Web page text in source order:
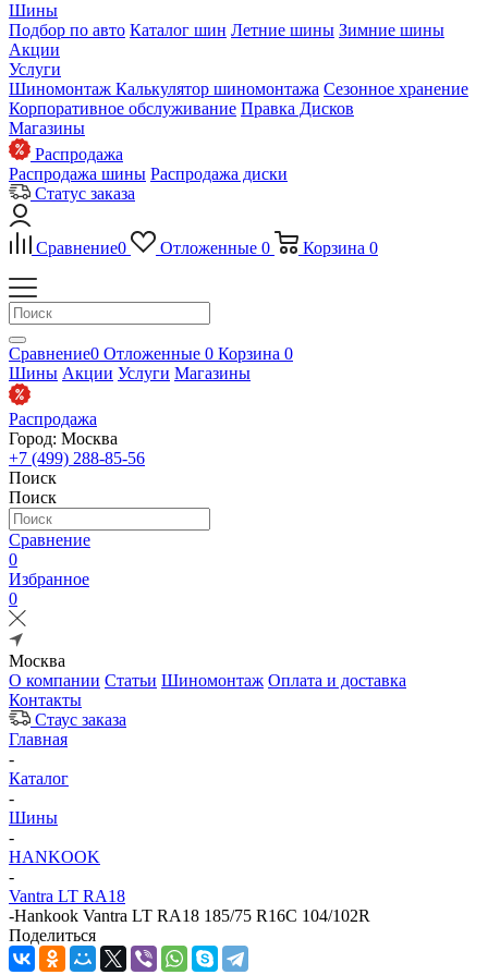
Шины
Подбор по авто Каталог шин Летние шины Зимние шины
Акции
Услуги
Шиномонтаж Калькулятор шиномонтажа Сезонное хранение
Корпоративное обслуживание Правка Дисков
Магазины
Распродажа
Распродажа шины Распродажа диски
Статус заказа
Сравнение0 Отложенные 0 Корзина 0
Сравнение0 Отложенные 0 Корзина 0
Шины Акции Услуги Магазины
Распродажа
Город: Москва
+7 (499) 288-85-56
Поиск
Поиск
Сравнение
0
Избранное
0
Москва
О компании Статьи Шиномонтаж Оплата и доставка
Контакты
Стаус заказа
Главная
-
Каталог
-
Шины
-
HANKOOK
-
Vantra LT RA18
-Hankook Vantra LT RA18 185/75 R16C 104/102R
Поделиться